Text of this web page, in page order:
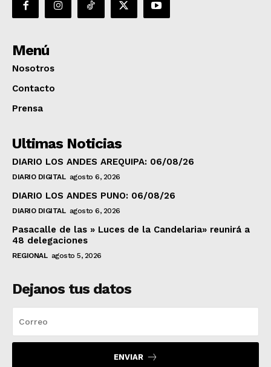
Menú
Nosotros
Contacto
Prensa
Ultimas Noticias
DIARIO LOS ANDES AREQUIPA: 06/08/26
DIARIO DIGITAL agosto 6, 2026
DIARIO LOS ANDES PUNO: 06/08/26
DIARIO DIGITAL agosto 6, 2026
Pasacalle de las » Luces de la Candelaria» reunirá a
48 delegaciones
REGIONAL agosto 5, 2026
Dejanos tus datos
ENVIAR